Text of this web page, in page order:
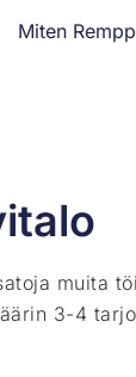
Miten
muita
3-4